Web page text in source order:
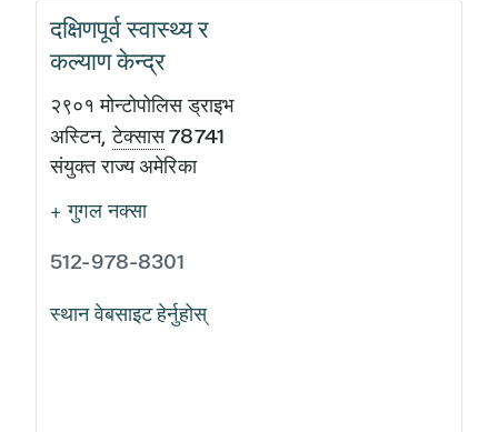
दक्षिणपूर्व स्वास्थ्य र
कल्याण केन्द्र
२९०१ मोन्टोपोलिस ड्राइभ
अस्टिन, टेक्सास78741
संयुक्त राज्य अमेरिका
+ गुगल नक्सा
512-978-8301
स्थान वेबसाइट हेर्नुहोस्